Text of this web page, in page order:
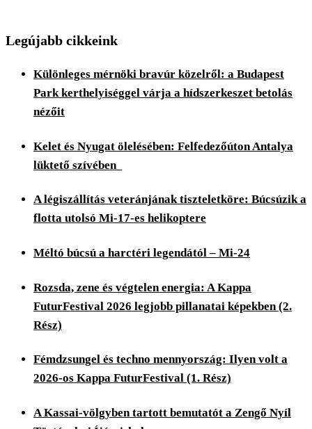
Legújabb cikkeink
Különleges mérnöki bravúr közelről: a Budapest
Park kerthelyiséggel várja a hídszerkeszet betolás
nézőit
Kelet és Nyugat ölelésében: Felfedezőúton Antalya
lüktető szívében
A légiszállítás veteránjának tiszteletköre: Búcsúzik a
flotta utolsó Mi-17-es helikoptere
Méltó búcsú a harctéri legendától – Mi-24
Rozsda, zene és végtelen energia: A Kappa
FuturFestival 2026 legjobb pillanatai képekben (2.
Rész)
Fémdzsungel és techno mennyország: Ilyen volt a
2026-os Kappa FuturFestival (1. Rész)
A Kassai-völgyben tartott bemutatót a Zengő Nyíl